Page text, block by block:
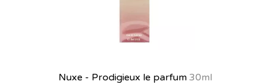
Nuxe - Prodigieux le parfum30ml